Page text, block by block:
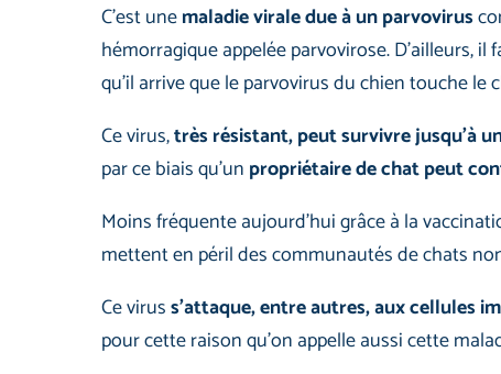
C’est unemaladie virale due à un parvovirus
hémorragique appelée parvovirose. D’ailleurs, il
qu’il arrive que le parvovirus du chien touche le
Ce virus,très résistant, peut survivre jusqu’à
par ce biais qu’un propriétaire de chat peut
Moins fréquente aujourd’hui grâce à la
mettent en péril des communautés de chats
Ce viruss’attaque, entre autres, aux cellules
pour cette raison qu’on appelle aussi cette